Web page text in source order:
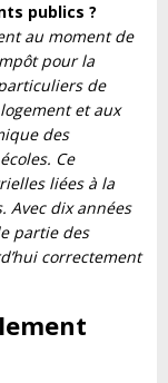
publics ?
au moment de
pour la
de
et aux
des
Ce
liées à la
Avec dix années
partie des
correctement